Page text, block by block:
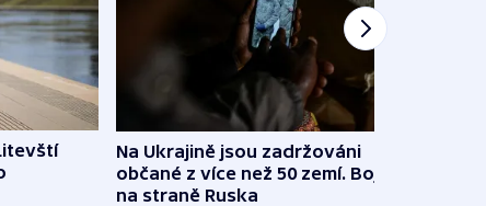
Na Ukrajině jsou zadržováni
občané z více než 50 zemí. Bojovali
na straně Ruska